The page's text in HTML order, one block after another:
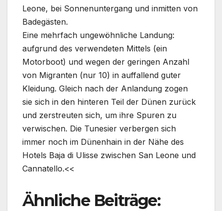
Leone, bei Sonnenuntergang und inmitten von
Badegästen.
Eine mehrfach ungewöhnliche Landung:
aufgrund des verwendeten Mittels (ein
Motorboot) und wegen der geringen Anzahl
von Migranten (nur 10) in auffallend guter
Kleidung. Gleich nach der Anlandung zogen
sie sich in den hinteren Teil der Dünen zurück
und zerstreuten sich, um ihre Spuren zu
verwischen. Die Tunesier verbergen sich
immer noch im Dünenhain in der Nähe des
Hotels Baja di Ulisse zwischen San Leone und
Cannatello.<<
Ähnliche Beiträge: